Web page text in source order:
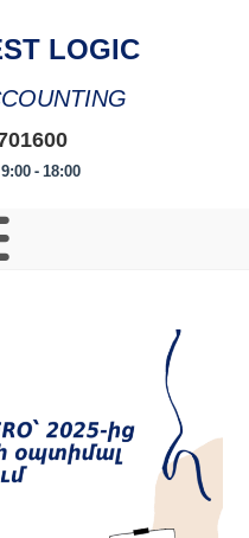
LOGIC
- 18:00